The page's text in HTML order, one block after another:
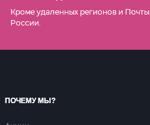
Кроме удаленных регионов и Почты
России.
ПОЧЕМУ МЫ?